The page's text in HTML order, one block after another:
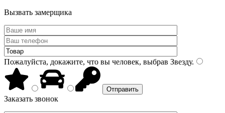
Вызвать замерщика
Пожалуйста, докажите, что вы человек, выбрав Звезду.
Заказать звонок